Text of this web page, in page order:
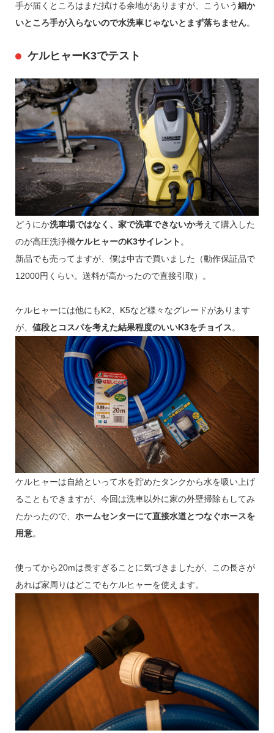
手が届くところはまだ拭ける余地がありますが、こういう細か
いところ手が入らないので水洗車じゃないとまず落ちません。
ケルヒャーK3でテスト
どうにか洗車場ではなく、家で洗車できないか考えて購入した
のが高圧洗浄機ケルヒャーのK3サイレント。
新品でも売ってますが、僕は中古で買いました（動作保証品で
12000円くらい。送料が高かったので直接引取）。
ケルヒャーには他にもK2、K5など様々なグレードがあります
が、 値段とコスパを考えた結果程度のいいK3をチョイス。
ケルヒャーは自給といって水を貯めたタンクから水を吸い上げ
ることもできますが、今回は洗車以外に家の外壁掃除もしてみ
たかったので、 ホームセンターにて直接水道とつなぐホースを
用意。
使ってから20mは長すぎることに気づきましたが、この長さが
あれば家周りはどこでもケルヒャーを使えます。